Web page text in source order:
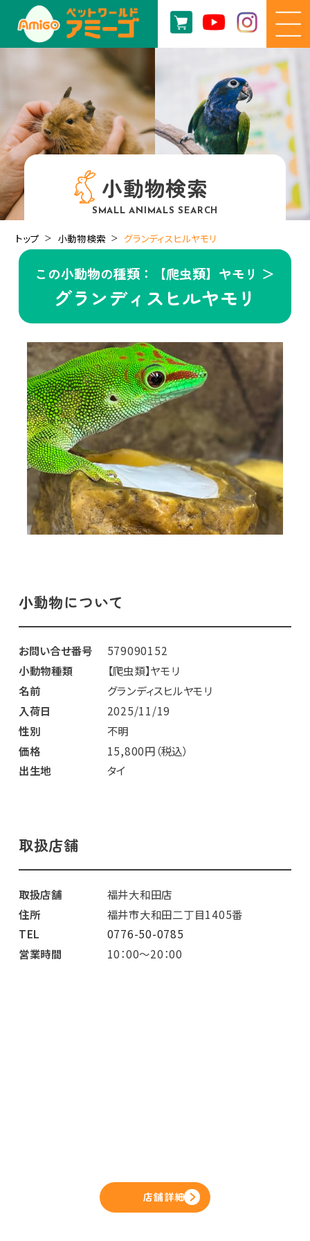
小動物検索
SMALL ANIMALS SEARCH
トップ 小動物検索 グランディスヒルヤモリ
この小動物の種類：【爬虫類】ヤモリ ＞
グランディスヒルヤモリ
小動物について
お問い合せ番号
579090152
小動物種類
【爬虫類】ヤモリ
名前
グランディスヒルヤモリ
入荷日
2025/11/19
性別
不明
価格
15,800円（税込）
出生地
タイ
取扱店舗
取扱店舗
福井大和田店
住所
福井市大和田二丁目1405番
TEL
0776-50-0785
営業時間
10：00～20：00
店舗詳細